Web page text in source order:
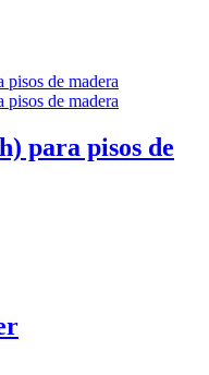
para pisos de